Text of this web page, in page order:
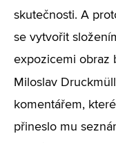
skutečnosti. A
se vytvořit
expozicemi obraz
Miloslav
komentářem,
přineslo mu